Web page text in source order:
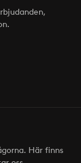
Här finns